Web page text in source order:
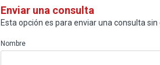
Enviar una consulta
Esta opción es para enviar una consulta
Nombre